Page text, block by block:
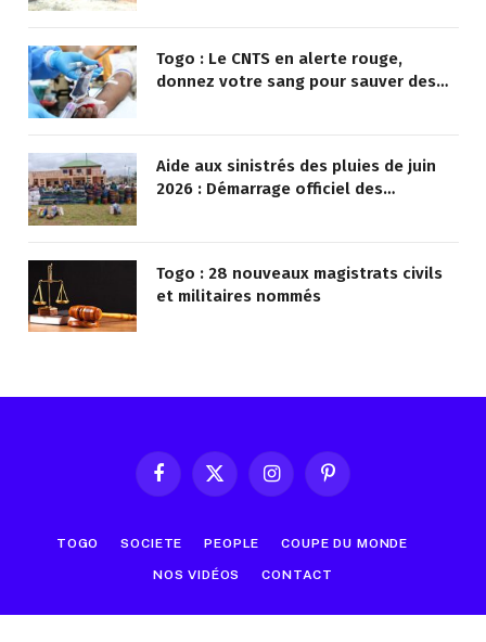
Togo : Le CNTS en alerte rouge,
donnez votre sang pour sauver des
Aide aux sinistrés des pluies de juin
2026 : Démarrage officiel des
Togo : 28 nouveaux magistrats civils
et militaires nommés
FacebookX
InstagramPinterest
TOGO SOCIETE PEOPLE COUPE DU MONDE
NOS VIDÉOS CONTACT